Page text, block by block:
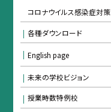
コロナウイルス感染症対策
各種ダウンロード
English page
未来の学校ビジョン
授業時数特例校